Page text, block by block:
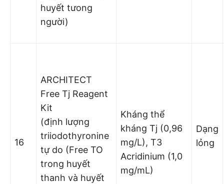
huyết tưong
người)
16
ARCHITECT
Free Tj Reagent
Kit
(định lượng
triiodothyronine
tự do (Free TO
trong huyết
thanh và huyết
Kháng thể
kháng Tj (0,96
mg/L), T3
Acridinium (1,0
mg/mL)
Dạng
lỏng